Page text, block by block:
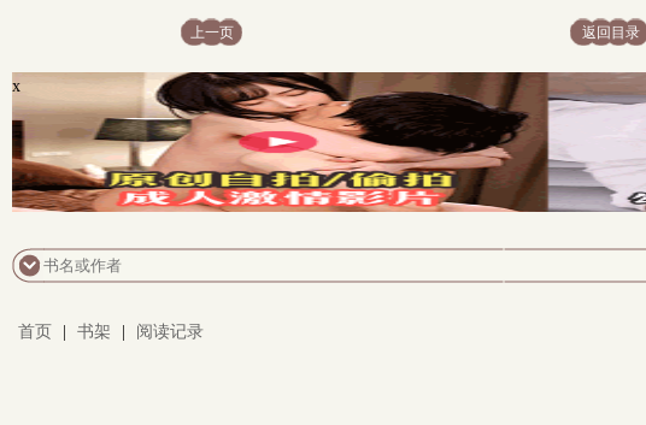
上一页 返回目录
x
首页 书架 阅读记录